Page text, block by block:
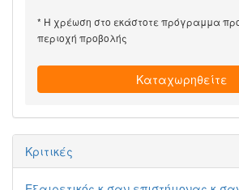
* Η χρέωση στο εκάστοτε πρόγραμμα
περιοχή προβολής
Καταχωρηθείτε
Κριτικές